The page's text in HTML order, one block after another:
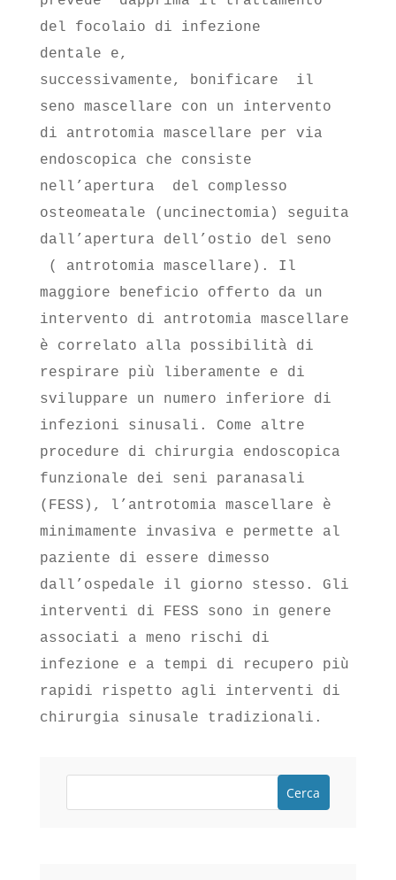
del focolaio di infezione
dentale e,
successivamente, bonificare il
seno mascellare con un intervento
di antrotomia mascellare per via
endoscopica che consiste
nell’apertura del complesso
osteomeatale (uncinectomia) seguita
dall’apertura dell’ostio del seno
( antrotomia mascellare). Il
maggiore beneficio offerto da un
intervento di antrotomia mascellare
è correlato alla possibilità di
respirare più liberamente e di
sviluppare un numero inferiore di
infezioni sinusali. Come altre
procedure di chirurgia endoscopica
funzionale dei seni paranasali
(FESS), l’antrotomia mascellare è
minimamente invasiva e permette al
paziente di essere dimesso
dall’ospedale il giorno stesso. Gli
interventi di FESS sono in genere
associati a meno rischi di
infezione e a tempi di recupero più
rapidi rispetto agli interventi di
chirurgia sinusale tradizionali.
Cerca